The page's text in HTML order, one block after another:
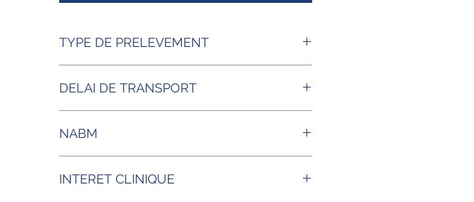
TYPE DE PRELEVEMENT
DELAI DE TRANSPORT
NABM
INTERET CLINIQUE